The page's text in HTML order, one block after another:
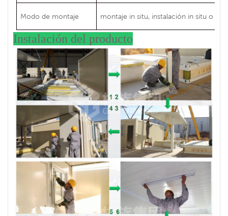
Modo de montaje montaje in situ, instalación in situ o
Instalación del producto